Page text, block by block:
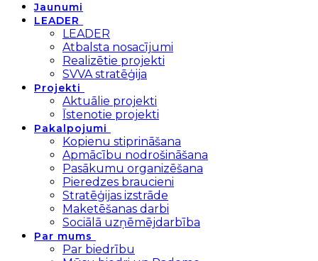
Jaunumi
LEADER
LEADER
Atbalsta nosacījumi
Realizētie projekti
SVVA stratēģija
Projekti
Aktuālie projekti
Īstenotie projekti
Pakalpojumi
Kopienu stiprināšana
Apmācību nodrošināšana
Pasākumu organizēšana
Pieredzes braucieni
Stratēģijas izstrāde
Maketēšanas darbi
Sociālā uzņēmējdarbība
Par mums
Par biedrību